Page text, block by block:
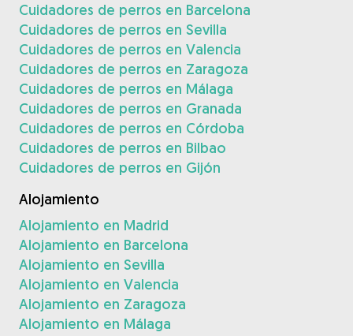
Cuidadores de perros en Barcelona
Cuidadores de perros en Sevilla
Cuidadores de perros en Valencia
Cuidadores de perros en Zaragoza
Cuidadores de perros en Málaga
Cuidadores de perros en Granada
Cuidadores de perros en Córdoba
Cuidadores de perros en Bilbao
Cuidadores de perros en Gijón
Alojamiento
Alojamiento en Madrid
Alojamiento en Barcelona
Alojamiento en Sevilla
Alojamiento en Valencia
Alojamiento en Zaragoza
Alojamiento en Málaga